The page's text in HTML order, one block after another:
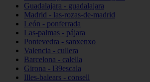
Guadalajara - guadalajara
Madrid - las-rozas-de-madrid
León - ponferrada
Las-palmas - pájara
Pontevedra - sanxenxo
Valencia - cullera
Barcelona - calella
Girona - l39escala
Illes-balears - consell